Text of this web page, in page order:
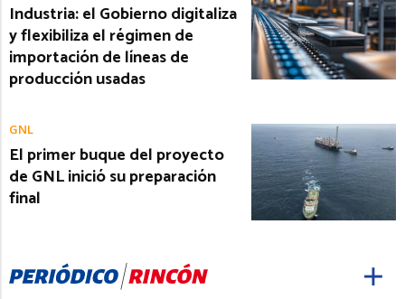
Industria: el Gobierno digitaliza
y flexibiliza el régimen de
importación de líneas de
producción usadas
GNL
El primer buque del proyecto
de GNL inició su preparación
final